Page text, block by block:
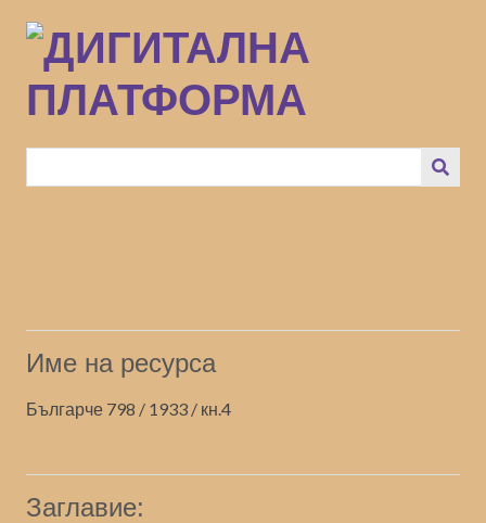
към
основното
съдържание
Име на ресурса
Българче 798 / 1933 / кн.4
Заглавие: